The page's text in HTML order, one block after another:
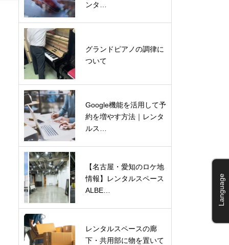
ンタ…
グランドピアノの調律に
ついて
Google機能を活用して予
約を増やす方法｜レンタ
ルス…
【名古屋・愛知のロケ地
情報】レンタルスペース
ALBE…
レンタルスペースの廊
下・共用部に物を置いて
Language